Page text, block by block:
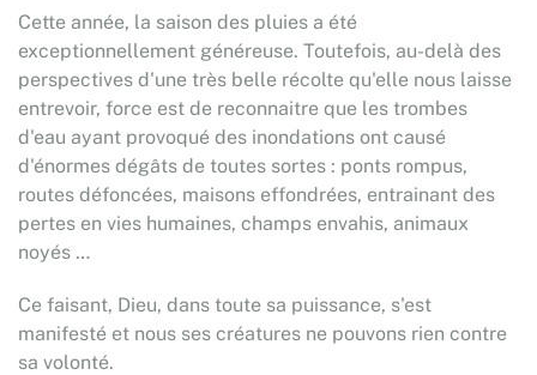
Cette année, la saison des pluies a été
exceptionnellement généreuse. Toutefois, au-delà des
perspectives d'une très belle récolte qu'elle nous laisse
entrevoir, force est de reconnaitre que les trombes
d'eau ayant provoqué des inondations ont causé
d'énormes dégâts de toutes sortes : ponts rompus,
routes défoncées, maisons effondrées, entrainant des
pertes en vies humaines, champs envahis, animaux
noyés …
Ce faisant, Dieu, dans toute sa puissance, s'est
manifesté et nous ses créatures ne pouvons rien contre
sa volonté.